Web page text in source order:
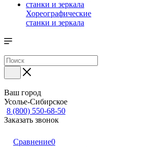
Хореографические
станки и зеркала
Ваш город
Усолье-Сибирское
8 (800) 550-68-50
Заказать звонок
Сравнение0